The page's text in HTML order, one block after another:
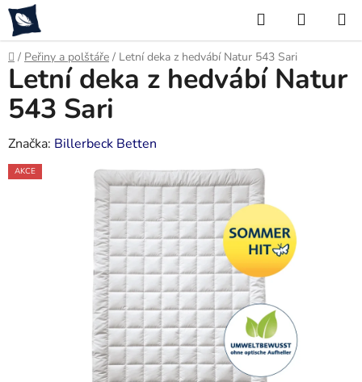
Přejít
na
obsah
Hledat
KOŠÍK
Domů
/ Peřiny a polštáře / Letní deka z hedvábí Natur 543 Sari
Letní deka z hedvábí Natur
543 Sari
Značka: Billerbeck Betten
AKCE